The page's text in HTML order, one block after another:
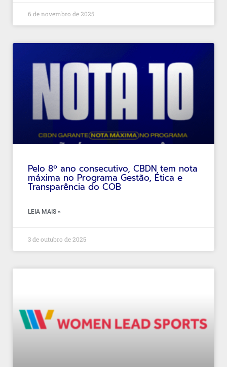
6 de novembro de 2025
Pelo 8º ano consecutivo, CBDN tem nota
máxima no Programa Gestão, Ética e
Transparência do COB
LEIA MAIS »
3 de outubro de 2025